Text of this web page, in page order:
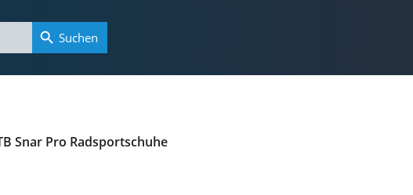
Snar Pro Radsportschuhe
Suchen